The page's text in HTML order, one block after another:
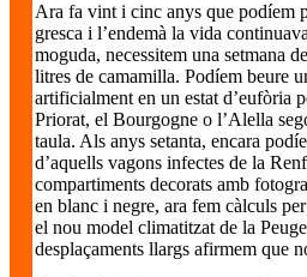
Ara fa vint i cinc anys que podíem
gresca i l’endemà la vida
moguda, necessitem una setmana
litres de camamilla. Podíem beure
artificialment en un estat d’eufòria
Priorat, el Bourgogne o l’Alella
taula. Als anys setanta, encara
d’aquells vagons infectes de la
compartiments decorats amb
en blanc i negre, ara fem càlculs
el nou model climatitzat de la
desplaçaments llargs afirmem que